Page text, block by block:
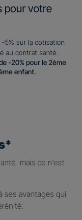
pour votre
5% sur la cotisation
au contrat santé.
-20% pour le 2ème
enfant.
mais ce n’est
ses avantages qui